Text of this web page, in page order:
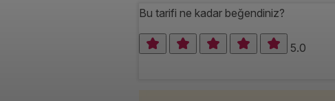
Bu tarifi ne kadar beğendiniz?
5.0